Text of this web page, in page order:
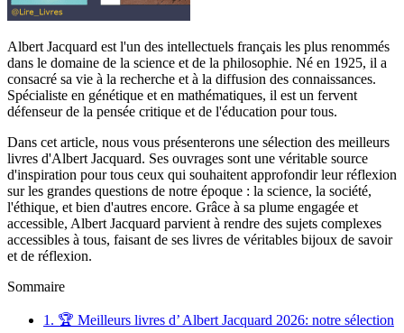
Albert Jacquard est l'un des intellectuels français les plus renommés
dans le domaine de la science et de la philosophie. Né en 1925, il a
consacré sa vie à la recherche et à la diffusion des connaissances.
Spécialiste en génétique et en mathématiques, il est un fervent
défenseur de la pensée critique et de l'éducation pour tous.
Dans cet article, nous vous présenterons une sélection des meilleurs
livres d'Albert Jacquard. Ses ouvrages sont une véritable source
d'inspiration pour tous ceux qui souhaitent approfondir leur réflexion
sur les grandes questions de notre époque : la science, la société,
l'éthique, et bien d'autres encore. Grâce à sa plume engagée et
accessible, Albert Jacquard parvient à rendre des sujets complexes
accessibles à tous, faisant de ses livres de véritables bijoux de savoir
et de réflexion.
Sommaire
1. 🏆 Meilleurs livres d’ Albert Jacquard 2026: notre sélection